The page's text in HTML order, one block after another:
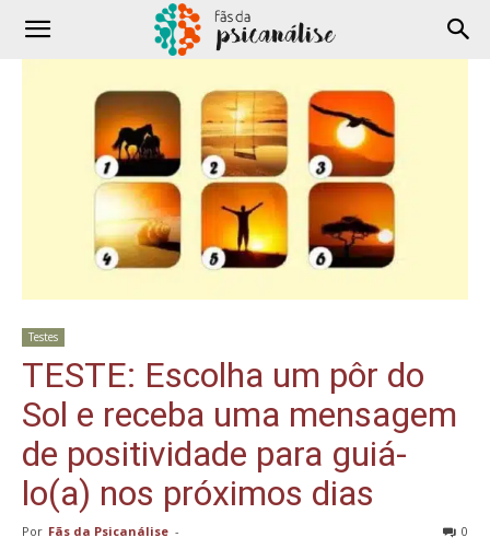
Testes
TESTE: Escolha um pôr do
Sol e receba uma mensagem
de positividade para guiá-
lo(a) nos próximos dias
Por Fãs da Psicanálise - 0